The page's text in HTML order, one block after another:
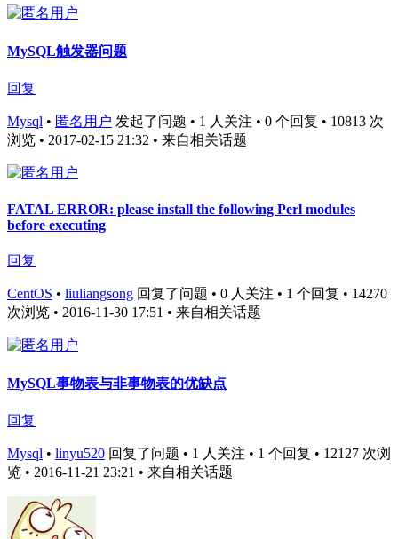
MySQL触发器问题
回复
Mysql • 匿名用户 发起了问题 • 1 人关注 • 0 个回复 • 10813 次
浏览 • 2017-02-15 21:32 • 来自相关话题
FATAL ERROR: please install the following Perl modules
before executing
回复
CentOS • liuliangsong 回复了问题 • 0 人关注 • 1 个回复 • 14270
次浏览 • 2016-11-30 17:51 • 来自相关话题
MySQL事物表与非事物表的优缺点
回复
Mysql • linyu520 回复了问题 • 1 人关注 • 1 个回复 • 12127 次浏
览 • 2016-11-21 23:21 • 来自相关话题